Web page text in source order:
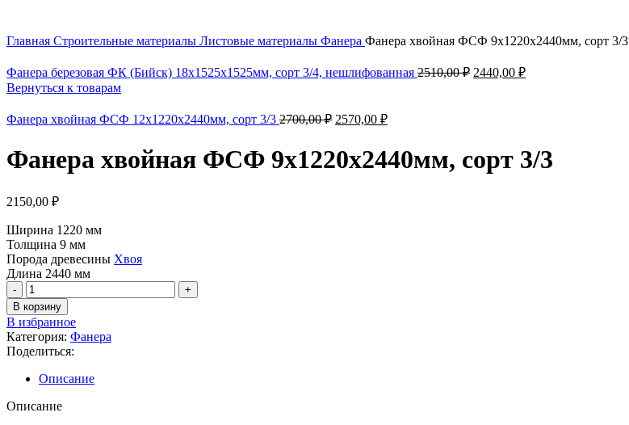
Главная Строительные материалы Листовые материалы Фанера Фанера хвойная ФСФ 9х1220х2440мм, сорт 3/3
Фанера березовая ФК (Бийск) 18х1525х1525мм, сорт 3/4, нешлифованная 2510,00₽ 2440,00 ₽
Вернуться к товарам
Фанера хвойная ФСФ 12х1220х2440мм, сорт 3/3 2700,00₽ 2570,00 ₽
Фанера хвойная ФСФ 9х1220х2440мм, сорт 3/3
2150,00 ₽
Ширина 1220 мм
Толщина 9 мм
Порода древесины Хвоя
Длина 2440 мм
В корзину
В избранное
Категория: Фанера
Поделиться:
Описание
Описание